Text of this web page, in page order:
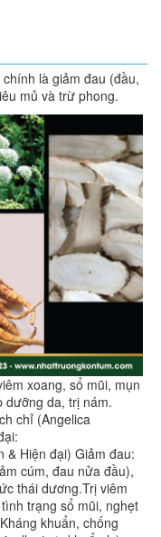
là giảm đau (đầu,
mủ và trừ phong.
xoang, sổ mũi, mụn
dưỡng da, trị nám.
chỉ (Angelica
& Hiện đại) Giảm đau:
cúm, đau nửa đầu),
thái dương.Trị viêm
trạng sổ mũi, nghẹt
khuẩn, chống